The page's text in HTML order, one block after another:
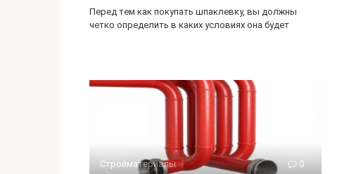
Перед тем как покупать шпаклевку, вы должны
четко определить в каких условиях она будет
Стройматериалы 0